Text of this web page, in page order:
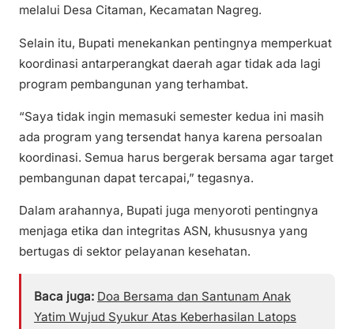
melalui Desa Citaman, Kecamatan Nagreg.
Selain itu, Bupati menekankan pentingnya memperkuat
koordinasi antarperangkat daerah agar tidak ada lagi
program pembangunan yang terhambat.
“Saya tidak ingin memasuki semester kedua ini masih
ada program yang tersendat hanya karena persoalan
koordinasi. Semua harus bergerak bersama agar target
pembangunan dapat tercapai,” tegasnya.
Dalam arahannya, Bupati juga menyoroti pentingnya
menjaga etika dan integritas ASN, khususnya yang
bertugas di sektor pelayanan kesehatan.
Baca juga: Doa Bersama dan Santunam Anak
Yatim Wujud Syukur Atas Keberhasilan Latops